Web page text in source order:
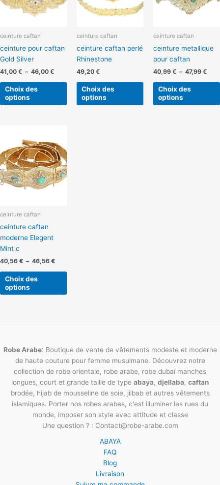
ceinture caftan
ceinture pour caftan
Gold Silver
41,00 € – 46,00 €
Choix des
options
être
choisies
page
produit
ceinture caftan
ceinture caftan perlé
Rhinestone
49,20 €
Choix des
options
Les
être
choisies
page
produit
ceinture caftan
ceinture metallique
pour caftan
40,99 € – 47,99 €
Choix des
options
ceinture caftan
ceinture caftan
moderne Elegent
Mint c
40,56 € – 46,56 €
prix :
40,56 €
à
46,56 €
Choix des
options
a
plusieurs
variations.
du
Robe Arabe: Boutique de vente de vêtements modeste et moderne
de haute couture pour femme musulmane. Découvrez notre
collection de robe orientale, robe arabe, robe dubaï manches
longues, court et grande taille de type abaya, djellaba, caftan
brodée, hijab de mousseline de soie, jilbab et autres vêtements
islamiques. Porter nos robes arabes, c'est illuminer les rues du
monde, imposer son style avec attitude et classe
Une question ? : Contact@robe-arabe.com
ABAYA
FAQ
Blog
Livraison